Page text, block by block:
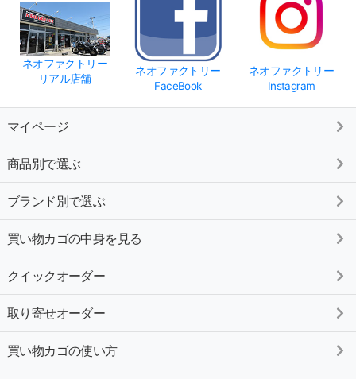
ネオファクトリー
リアル店舗
ネオファクトリー
FaceBook
ネオファクトリー
Instagram
マイページ
商品別で選ぶ
ブランド別で選ぶ
買い物カゴの中身を見る
クイックオーダー
取り寄せオーダー
買い物カゴの使い方